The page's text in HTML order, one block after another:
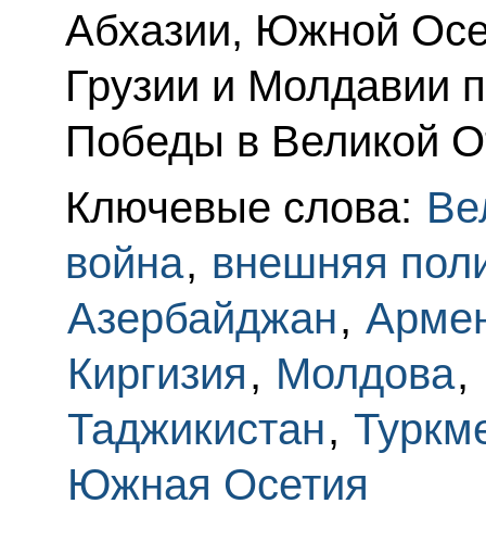
Абхазии, Южной
Грузии и Молдавии
Победы в Великой
Ключевые слова:
война, внешняя
Азербайджан,
Киргизия, Молдова,
Таджикистан,
Южная Осетия